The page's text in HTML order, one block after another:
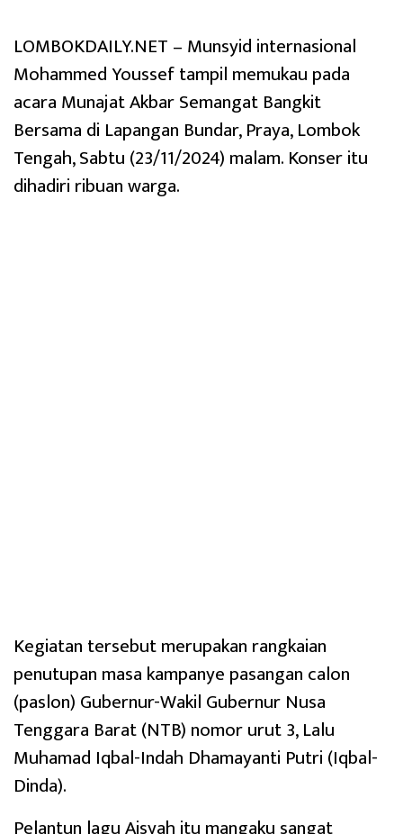
LOMBOKDAILY.NET – Munsyid internasional
Mohammed Youssef tampil memukau pada
acara Munajat Akbar Semangat Bangkit
Bersama di Lapangan Bundar, Praya, Lombok
Tengah, Sabtu (23/11/2024) malam. Konser itu
dihadiri ribuan warga.
Kegiatan tersebut merupakan rangkaian
penutupan masa kampanye pasangan calon
(paslon) Gubernur-Wakil Gubernur Nusa
Tenggara Barat (NTB) nomor urut 3, Lalu
Muhamad Iqbal-Indah Dhamayanti Putri (Iqbal-
Dinda).